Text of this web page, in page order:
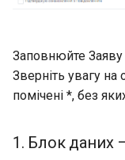
Заповнюйте
Зверніть увагу на
помічені *, без
1. Блок даних